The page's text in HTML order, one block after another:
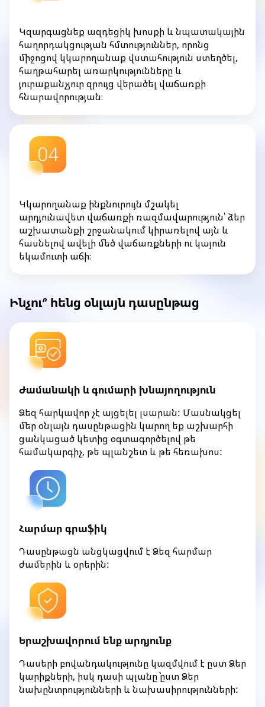
Կզարգացնեք ազդեցիկ խոսքի և նպատակային
հաղորդակցության հմտություններ, որոնց
միջոցով կկարողանաք վստահություն ստեղծել,
հաղթահարել առարկությունները և
յուրաքանչյուր զրույց վերածել վաճառքի
հնարավորության։
Կկարողանաք ինքնուրույն մշակել
արդյունավետ վաճառքի ռազմավարություն՝ ձեր
աշխատանքի շրջանակում կիրառելով այն և
հասնելով ավելի մեծ վաճառքների ու կայուն
եկամուտի աճի։
Ինչու՞ հենց օնլայն դասընթաց
Ժամանակի և գումարի խնայողություն
Ձեզ հարկավոր չէ այցելել լսարան: Մասնակցել
մեր օնլայն դասընթացին կարող եք աշխարհի
ցանկացած կետից օգտագործելով թե
համակարգիչ, թե պլանշետ և թե հեռախոս:
Հարմար գրաֆիկ
Դասընթացն անցկացվում է Ձեզ հարմար
ժամերին և օրերին:
Երաշխավորում ենք արդյունք
Դասերի բովանդակությունը կազմվում է ըստ Ձեր
կարիքների, իսկ դասի պլանը` ըստ Ձեր
նախընտրությունների և նախասիրությունների: